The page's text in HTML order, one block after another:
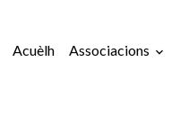
Acuèlh Associacions